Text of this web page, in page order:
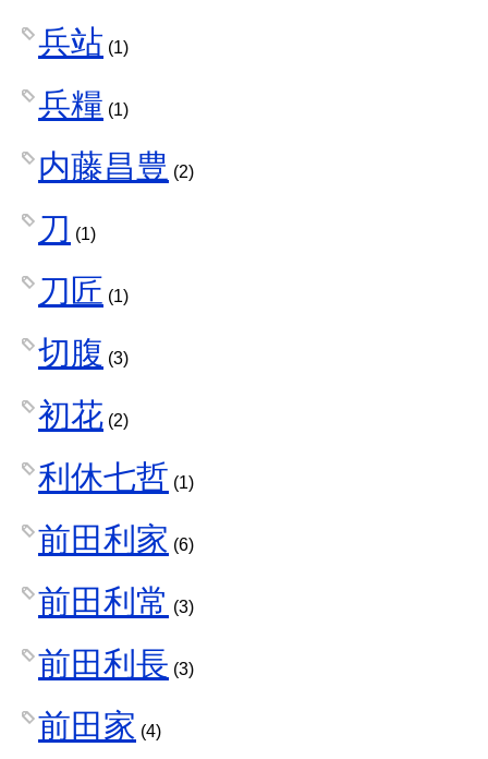
兵站 (1)
兵糧 (1)
内藤昌豊 (2)
刀 (1)
刀匠 (1)
切腹 (3)
初花 (2)
利休七哲 (1)
前田利家 (6)
前田利常 (3)
前田利長 (3)
前田家 (4)